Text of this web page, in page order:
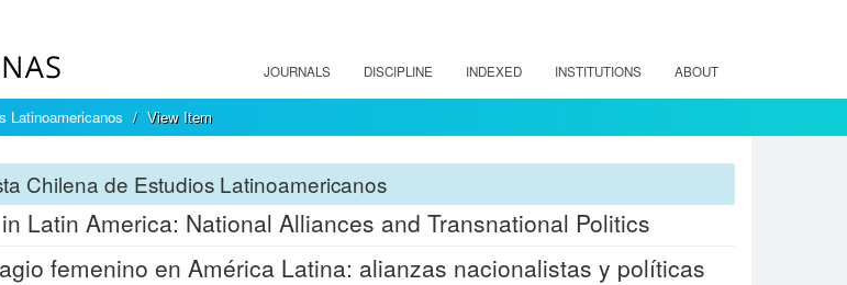
JOURNALS DISCIPLINE INDEXED INSTITUTIONS ABOUT
Latinoamericanos View Item
Chilena de Estudios Latinoamericanos
Latin America: National Alliances and Transnational Politics
femenino en América Latina: alianzas nacionalistas y políticas